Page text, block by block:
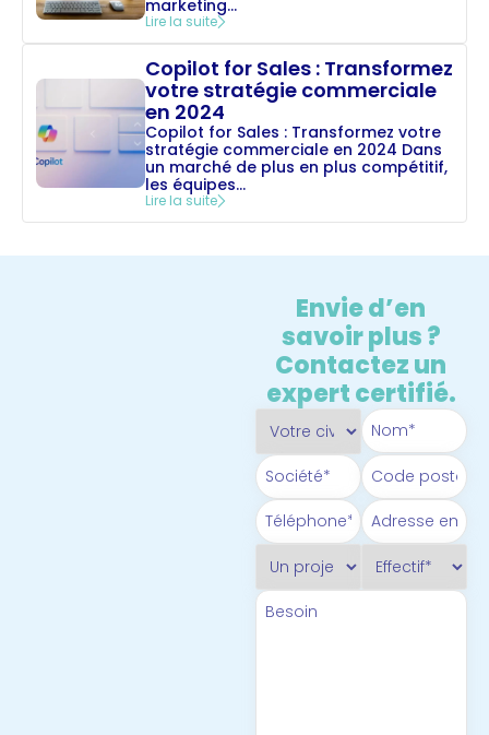
marketing...
Lire la suite
Copilot for Sales : Transformez
votre stratégie commerciale
en 2024
Copilot for Sales : Transformez votre
stratégie commerciale en 2024 Dans
un marché de plus en plus compétitif,
les équipes...
Lire la suite
Envie d’en
savoir plus ?
Contactez un
expert certifié.